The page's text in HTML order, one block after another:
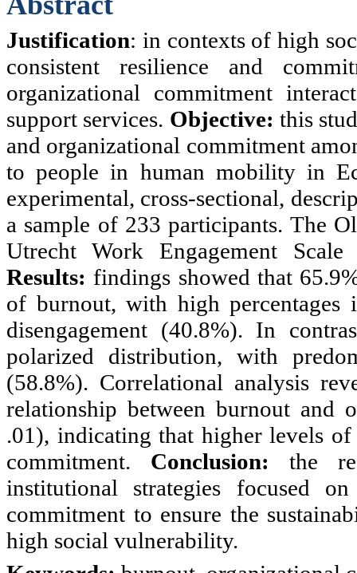
Justification: in contexts of high
consistent resilience and
organizational commitment
support services. Objective: this
and organizational commitment
to people in human mobility in
experimental, cross-sectional,
a sample of 233 participants. The
Utrecht Work Engagement
Results: findings showed that
of burnout, with high percentages
disengagement (40.8%). In
polarized distribution, with
(58.8%). Correlational analysis
relationship between burnout and
.01), indicating that higher levels
commitment. Conclusion: the
institutional strategies focused
commitment to ensure the
high social vulnerability.